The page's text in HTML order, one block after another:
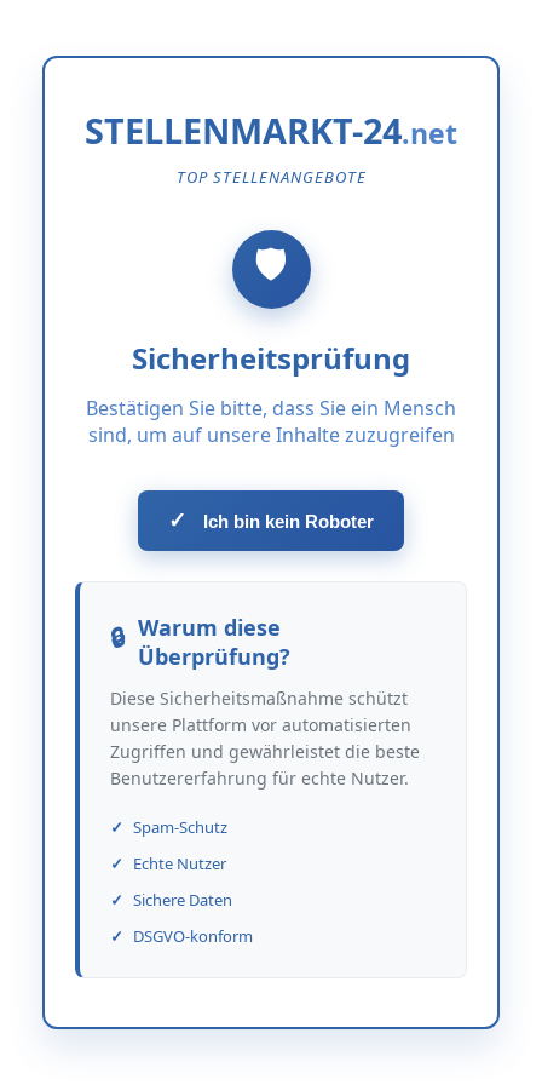
STELLENMARKT-24
TOP STELLENANGEBOTE
Sicherheitsprüfung
Bestätigen Sie bitte, dass Sie ein Mensch
sind, um auf unsere Inhalte zuzugreifen
✓ Ich bin kein Roboter
Warum diese
Überprüfung?
Diese Sicherheitsmaßnahme schützt
unsere Plattform vor automatisierten
Zugriffen und gewährleistet die beste
Benutzererfahrung für echte Nutzer.
Spam-Schutz
Echte Nutzer
Sichere Daten
DSGVO-konform